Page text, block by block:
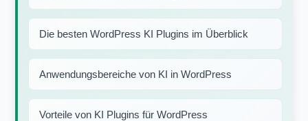
Die besten WordPress KI Plugins im Überblick
Anwendungsbereiche von KI in WordPress
Vorteile von KI Plugins für WordPress